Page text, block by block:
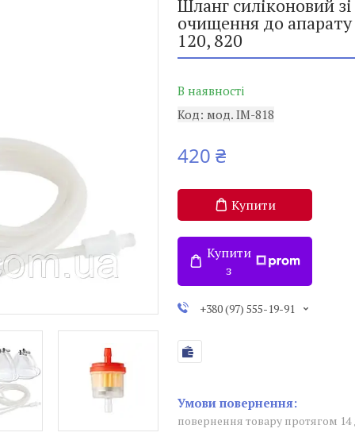
Шланг силіконовий
очищення до
120, 820
В наявності
Код: мод. IM-818
420 ₴
Купити
Купити
з
+380 (97) 555-19-91
повернення товару протягом 14